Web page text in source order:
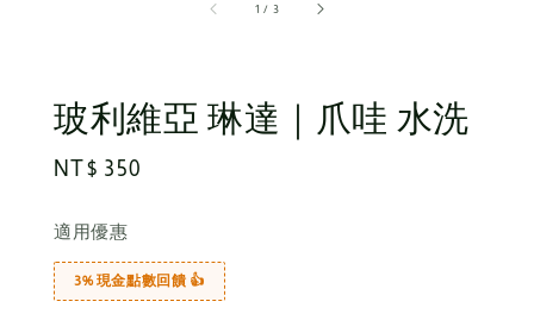
1 / 3
玻利維亞 琳達｜爪哇 水洗
Regular
NT$ 350
適用優惠
3% 現金點數回饋 👍